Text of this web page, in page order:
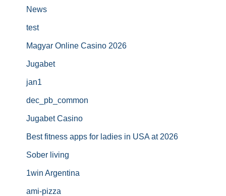
News
test
Magyar Online Casino 2026
Jugabet
jan1
dec_pb_common
Jugabet Casino
Best fitness apps for ladies in USA at 2026
Sober living
1win Argentina
ami-pizza